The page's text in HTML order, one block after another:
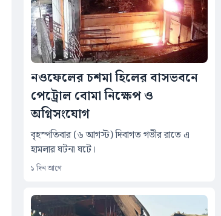
নওফেলের চশমা হিলের বাসভবনে
পেট্রোল বোমা নিক্ষেপ ও
অগ্নিসংযোগ
বৃহস্পতিবার (৬ আগস্ট) দিবাগত গভীর রাতে এ
হামলার ঘটনা ঘটে।
১ দিন আগে